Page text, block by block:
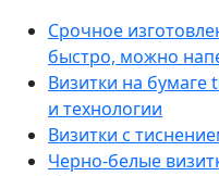
Срочное
быстро, можно
Визитки на бумаге
и технологии
Визитки с
Черно-белые